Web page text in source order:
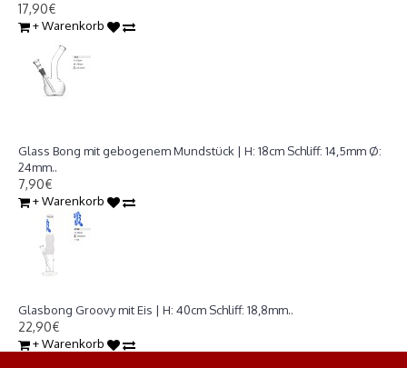
17,90€
+ Warenkorb
Glass Bong mit gebogenem Mundstück | H: 18cm Schliff: 14,5mm Ø:
24mm..
7,90€
+ Warenkorb
Glasbong Groovy mit Eis | H: 40cm Schliff: 18,8mm..
22,90€
+ Warenkorb